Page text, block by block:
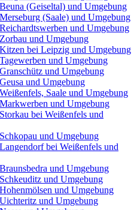
(Geiseltal) und Umgebung
(Saale) und Umgebung
und Umgebung
und Umgebung
bei Leipzig und Umgebung
und Umgebung
und Umgebung
und Umgebung
Saale und Umgebung
und Umgebung
bei Weißenfels und
und Umgebung
bei Weißenfels und
und Umgebung
und Umgebung
und Umgebung
und Umgebung